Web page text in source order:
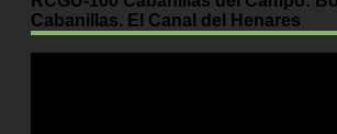
Cabanillas. El Canal del Henares